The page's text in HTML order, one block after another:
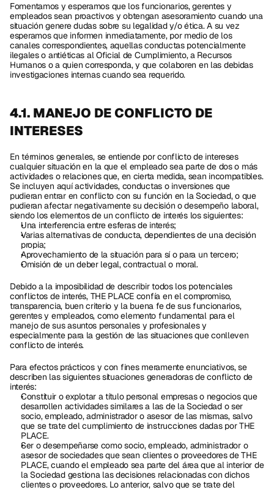
Fomentamos y esperamos que los funcionarios, gerentes y
empleados sean proactivos y obtengan asesoramiento cuando una
situación genere dudas sobre su legalidad y/o ética. A su vez
esperamos que informen inmediatamente, por medio de los
canales correspondientes, aquellas conductas potencialmente
ilegales o antiéticas al Oficial de Cumplimiento, a Recursos
Humanos o a quien corresponda, y que colaboren en las debidas
investigaciones internas cuando sea requerido.
4.1. MANEJO DE CONFLICTO DE
INTERESES
En términos generales, se entiende por conflicto de intereses
cualquier situación en la que el empleado sea parte de dos o más
actividades o relaciones que, en cierta medida, sean incompatibles.
Se incluyen aquí actividades, conductas o inversiones que
pudieran entrar en conflicto con su función en la Sociedad, o que
pudieran afectar negativamente su decisión o desempeño laboral,
siendo los elementos de un conflicto de interés los siguientes:
Una interferencia entre esferas de interés;
Varias alternativas de conducta, dependientes de una decisión
propia;
Aprovechamiento de la situación para sí o para un tercero;
Omisión de un deber legal, contractual o moral.
Debido a la imposibilidad de describir todos los potenciales
conflictos de interés, THE PLACE confía en el compromiso,
transparencia, buen criterio y la buena fe de sus funcionarios,
gerentes y empleados, como elemento fundamental para el
manejo de sus asuntos personales y profesionales y
especialmente para la gestión de las situaciones que conlleven
conflicto de interés.
Para efectos prácticos y con fines meramente enunciativos, se
describen las siguientes situaciones generadoras de conflicto de
interés:
Constituir o explotar a título personal empresas o negocios que
desarrollen actividades similares a las de la Sociedad o ser
socio, empleado, administrador o asesor de las mismas, salvo
que se trate del cumplimiento de instrucciones dadas por THE
PLACE.
Ser o desempeñarse como socio, empleado, administrador o
asesor de sociedades que sean clientes o proveedores de THE
PLACE, cuando el empleado sea parte del área que al interior de
la Sociedad gestiona las decisiones relacionadas con dichos
clientes o proveedores. Lo anterior, salvo que se trate del